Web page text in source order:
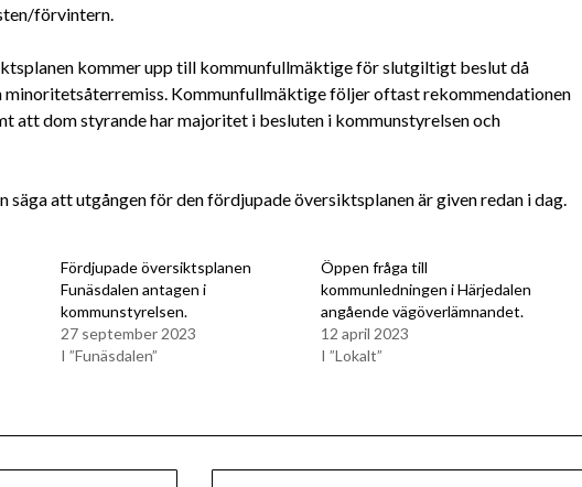
förvintern.
kommer upp till kommunfullmäktige för slutgiltigt beslut då
Kommunfullmäktige följer oftast rekommendationen
att dom styrande har majoritet i besluten i kommunstyrelsen och
säga att utgången för den fördjupade översiktsplanen är given redan i dag.
Fördjupade översiktsplanen
Funäsdalen antagen i
kommunstyrelsen.
27 september 2023
I ”Funäsdalen”
Öppen fråga till
kommunledningen i Härjedalen
angående vägöverlämnandet.
12 april 2023
I ”Lokalt”